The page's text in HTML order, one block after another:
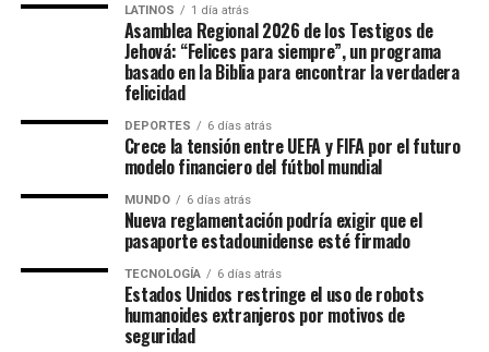
Un evento de alcance mundial
Las Asambleas Regionales “Felices para siempre” se
LATINOS 1 día atrás
Asamblea Regional 2026 de los Testigos de
Jehová: “Felices para siempre”, un programa
basado en la Biblia para encontrar la verdadera
felicidad
DEPORTES 6 días atrás
Crece la tensión entre UEFA y FIFA por el futuro
modelo financiero del fútbol mundial
MUNDO 6 días atrás
Nueva reglamentación podría exigir que el
pasaporte estadounidense esté firmado
TECNOLOGÍA 6 días atrás
Estados Unidos restringe el uso de robots
humanoides extranjeros por motivos de
seguridad